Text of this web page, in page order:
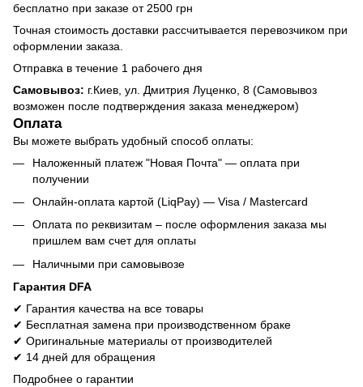
бесплатно при заказе от 2500 грн
Точная стоимость доставки рассчитывается перевозчиком при
оформлении заказа.
Отправка в течение 1 рабочего дня
Самовывоз: г.Киев, ул. Дмитрия Луценко, 8 (Самовывоз
возможен после подтверждения заказа менеджером)
Оплата
Вы можете выбрать удобный способ оплаты:
Наложенный платеж "Новая Почта" — оплата при
получении
Онлайн-оплата картой (LiqPay) — Visa / Mastercard
Оплата по реквизитам – после оформления заказа мы
пришлем вам счет для оплаты
Наличными при самовывозе
Гарантия DFA
✔ Гарантия качества на все товары
✔ Бесплатная замена при производственном браке
✔ Оригинальные материалы от производителей
✔ 14 дней для обращения
Подробнее о гарантии